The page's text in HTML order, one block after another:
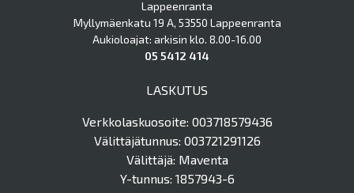
Lappeenranta
Myllymäenkatu 19 A, 53550 Lappeenranta
Aukioloajat: arkisin klo. 8.00-16.00
05 5412 414
LASKUTUS
Verkkolaskuosoite: 003718579436
Välittäjätunnus: 003721291126
Välittäjä: Maventa
Y-tunnus: 1857943-6